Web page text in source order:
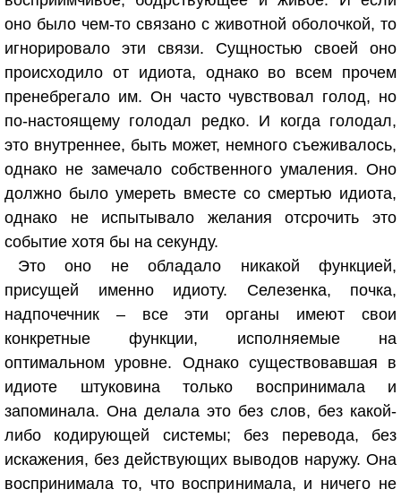
оно было чем-то связано с животной оболочкой, то
игнорировало эти связи. Сущностью своей оно
происходило от идиота, однако во всем прочем
пренебрегало им. Он часто чувствовал голод, но
по-настоящему голодал редко. И когда голодал,
это внутреннее, быть может, немного съеживалось,
однако не замечало собственного умаления. Оно
должно было умереть вместе со смертью идиота,
однако не испытывало желания отсрочить это
событие хотя бы на секунду.
Это оно не обладало никакой функцией,
присущей именно идиоту. Селезенка, почка,
надпочечник – все эти органы имеют свои
конкретные функции, исполняемые на
оптимальном уровне. Однако существовавшая в
идиоте штуковина только воспринимала и
запоминала. Она делала это без слов, без какой-
либо кодирующей системы; без перевода, без
искажения, без действующих выводов наружу. Она
воспринимала то, что воспринимала, и ничего не